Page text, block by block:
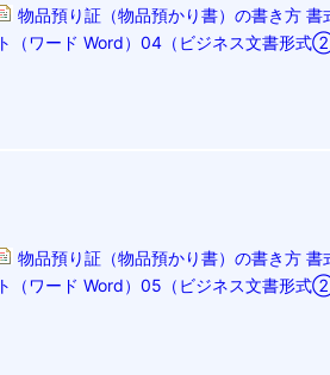
物品預り証（物品預かり書）の書き方
ト（ワード Word）04（ビジネス文書形式②
物品預り証（物品預かり書）の書き方
ト（ワード Word）05（ビジネス文書形式